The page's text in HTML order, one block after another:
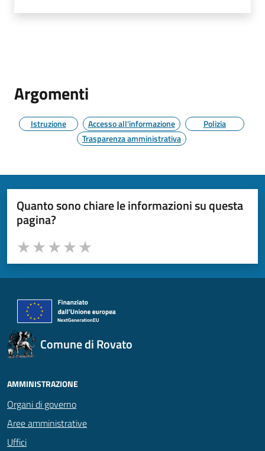
Argomenti
Istruzione Accesso all'informazione
Polizia
Trasparenza amministrativa
Quanto sono chiare le informazioni su questa
pagina?
Valuta da 1 a 5 stelle la pagina
Valuta 5 stelle su 5
Valuta 4 stelle su 5
Valuta 3 stelle su 5
Valuta 2 stelle su 5
Valuta 1 stelle su 5
Comune di Rovato
AMMINISTRAZIONE
Organi di governo
Aree amministrative
Uffici